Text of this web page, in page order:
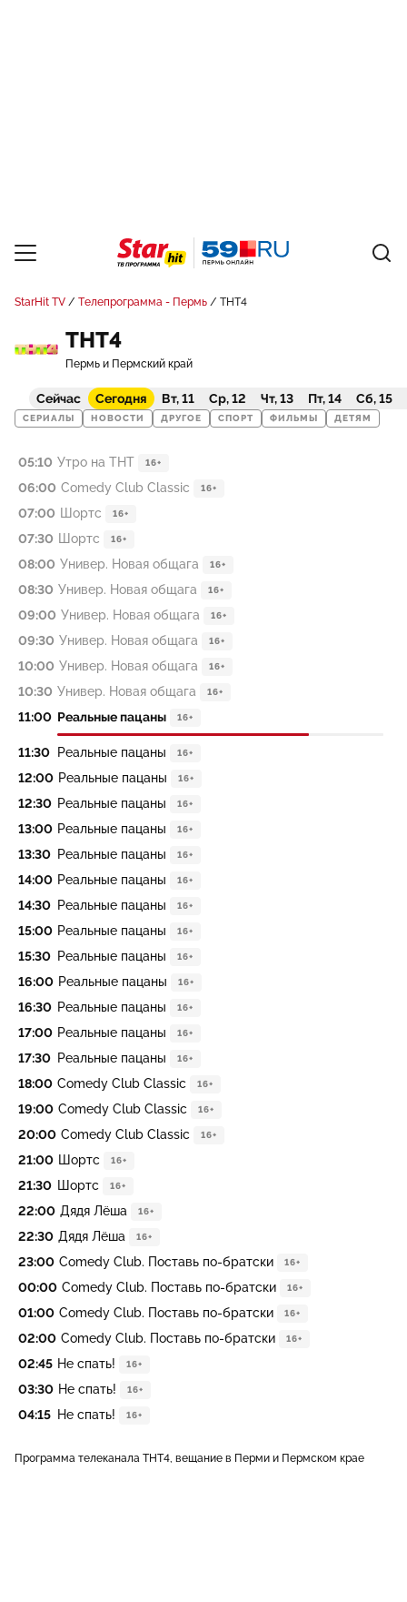
StarHit TV Телепрограмма - Пермь ТНТ4
ТНТ4
Пермь и Пермский край
Сейчас Сегодня Вт, 11 Ср, 12 Чт, 13 Пт, 14 Сб, 15
СЕРИАЛЫ НОВОСТИ ДРУГОЕ СПОРТ ФИЛЬМЫ ДЕТЯМ
05:10 Утро на ТНТ 16+
06:00 Comedy Club Classic 16+
07:00 Шортс 16+
07:30 Шортс 16+
08:00 Универ. Новая общага 16+
08:30 Универ. Новая общага 16+
09:00 Универ. Новая общага 16+
09:30 Универ. Новая общага 16+
10:00 Универ. Новая общага 16+
10:30 Универ. Новая общага 16+
11:00 Реальные пацаны 16+
11:30 Реальные пацаны 16+
12:00 Реальные пацаны 16+
12:30 Реальные пацаны 16+
13:00 Реальные пацаны 16+
13:30 Реальные пацаны 16+
14:00 Реальные пацаны 16+
14:30 Реальные пацаны 16+
15:00 Реальные пацаны 16+
15:30 Реальные пацаны 16+
16:00 Реальные пацаны 16+
16:30 Реальные пацаны 16+
17:00 Реальные пацаны 16+
17:30 Реальные пацаны 16+
18:00 Comedy Club Classic 16+
19:00 Comedy Club Classic 16+
20:00 Comedy Club Classic 16+
21:00 Шортс 16+
21:30 Шортс 16+
22:00 Дядя Лёша 16+
22:30 Дядя Лёша 16+
23:00 Comedy Club. Поставь по-братски 16+
00:00 Comedy Club. Поставь по-братски 16+
01:00 Comedy Club. Поставь по-братски 16+
02:00 Comedy Club. Поставь по-братски 16+
02:45 Не спать! 16+
03:30 Не спать! 16+
04:15 Не спать! 16+
Программа телеканала ТНТ4, вещание в Перми и Пермском крае